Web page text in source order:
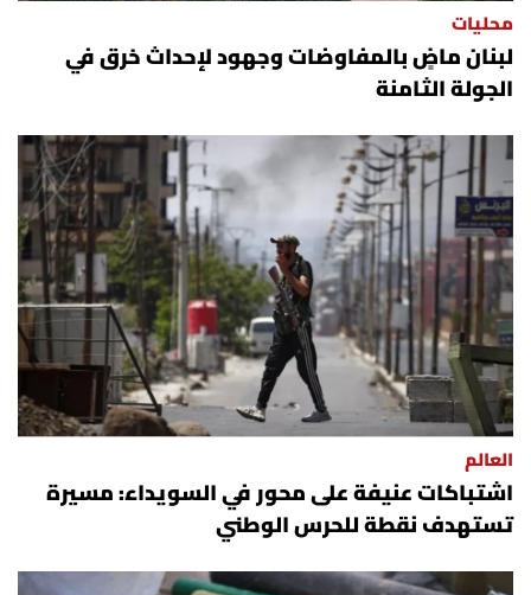
محليات
لبنان ماضٍ بالمفاوضات وجهود لإحداث خرق في
الجولة الثامنة
العالم
اشتباكات عنيفة على محور في السويداء: مسيرة
تستهدف نقطة للحرس الوطني